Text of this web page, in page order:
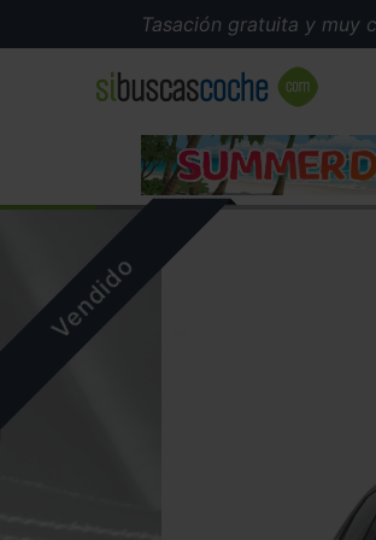
Tasación gratuita y muy